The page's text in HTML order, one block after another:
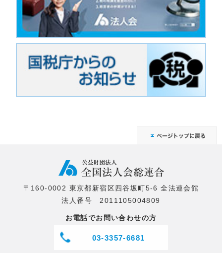
〒160-0002 東京都新宿区四谷坂町5-6 全法連会館
法人番号 2011105004809
お電話でお問い合わせの方
03-3357-6681